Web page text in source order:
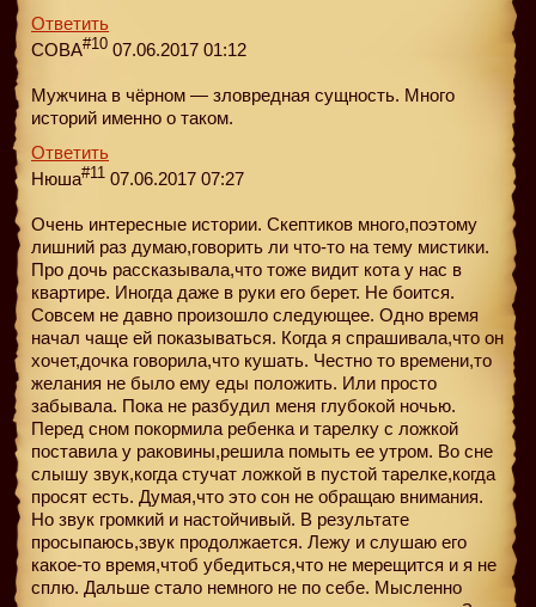
Ответить
COBA#10 07.06.2017 01:12
Мужчина в чёрном — зловредная сущность. Много
историй именно о таком.
Ответить
Нюша#11 07.06.2017 07:27
Очень интересные истории. Скептиков много,поэтому
лишний раз думаю,говорить ли что-то на тему мистики.
Про дочь рассказывала,что тоже видит кота у нас в
квартире. Иногда даже в руки его берет. Не боится.
Совсем не давно произошло следующее. Одно время
начал чаще ей показываться. Когда я спрашивала,что он
хочет,дочка говорила,что кушать. Честно то времени,то
желания не было ему еды положить. Или просто
забывала. Пока не разбудил меня глубокой ночью.
Перед сном покормила ребенка и тарелку с ложкой
поставила у раковины,решила помыть ее утром. Во сне
слышу звук,когда стучат ложкой в пустой тарелке,когда
просят есть. Думая,что это сон не обращаю внимания.
Но звук громкий и настойчивый. В результате
просыпаюсь,звук продолжается. Лежу и слушаю его
какое-то время,чтоб убедиться,что не мерещится и я не
сплю. Дальше стало немного не по себе. Мысленно